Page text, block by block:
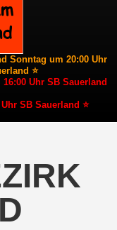
Sonntag um 20:00 Uhr
⭐
Uhr SB Sauerland
SB Sauerland ⭐